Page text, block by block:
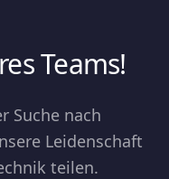
Teams!
Suche nach
Leidenschaft
teilen.